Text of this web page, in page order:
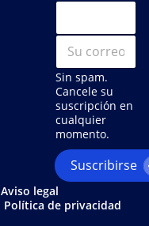
S
c
o
r
r
e
e
l
e
c
Sin spam.
Cancele su
suscripción en
cualquier
momento.
Suscribirse
Aviso legal
Política de privacidad